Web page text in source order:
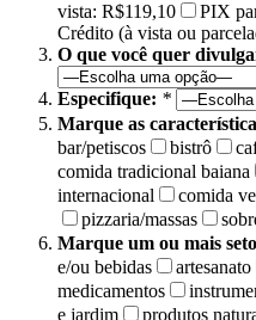
vista: R$119,10
PIX
Crédito (à vista ou
O que você quer
Especifique: *
Marque as
bar/petiscos
bistrô
comida tradicional baiana
internacional
comida
pizzaria/massas
Marque um ou mais
e/ou bebidas
artesanato
medicamentos
e jardim
produtos